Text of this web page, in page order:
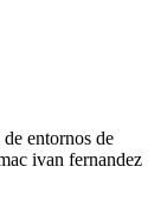
entornos de
ivan fernandez